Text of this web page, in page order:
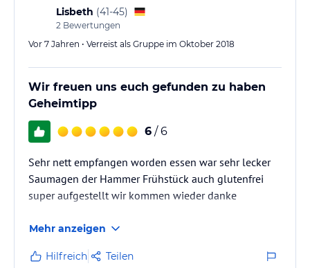
Lisbeth (41-45)
2 Bewertungen
Vor 7 Jahren • Verreist als Gruppe im Oktober 2018
Wir freuen uns euch gefunden zu haben
Geheimtipp
6 / 6
Sehr nett empfangen worden essen war sehr lecker
Saumagen der Hammer Frühstück auch glutenfrei
super aufgestellt wir kommen wieder danke
Mehr anzeigen
Hilfreich Teilen